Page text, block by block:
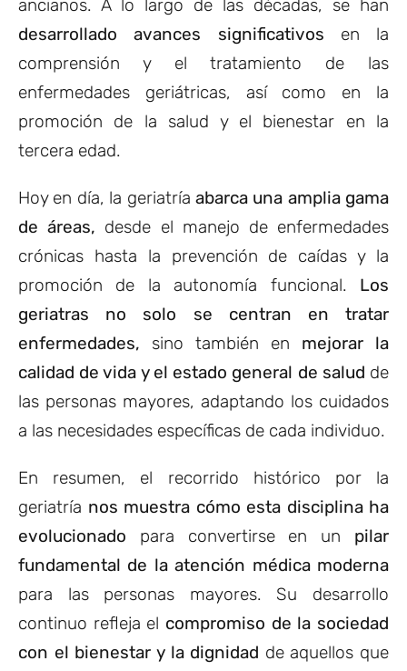
ancianos. A lo largo de las décadas, se han
desarrollado avances significativos en la
comprensión y el tratamiento de las
enfermedades geriátricas, así como en la
promoción de la salud y el bienestar en la
tercera edad.
Hoy en día, la geriatría abarca una amplia gama
de áreas, desde el manejo de enfermedades
crónicas hasta la prevención de caídas y la
promoción de la autonomía funcional. Los
geriatras no solo se centran en tratar
enfermedades, sino también en mejorar la
calidad de vida y el estado general de salud de
las personas mayores, adaptando los cuidados
a las necesidades específicas de cada individuo.
En resumen, el recorrido histórico por la
geriatría nos muestra cómo esta disciplina ha
evolucionado para convertirse en un pilar
fundamental de la atención médica moderna
para las personas mayores. Su desarrollo
continuo refleja el compromiso de la sociedad
con el bienestar y la dignidad de aquellos que